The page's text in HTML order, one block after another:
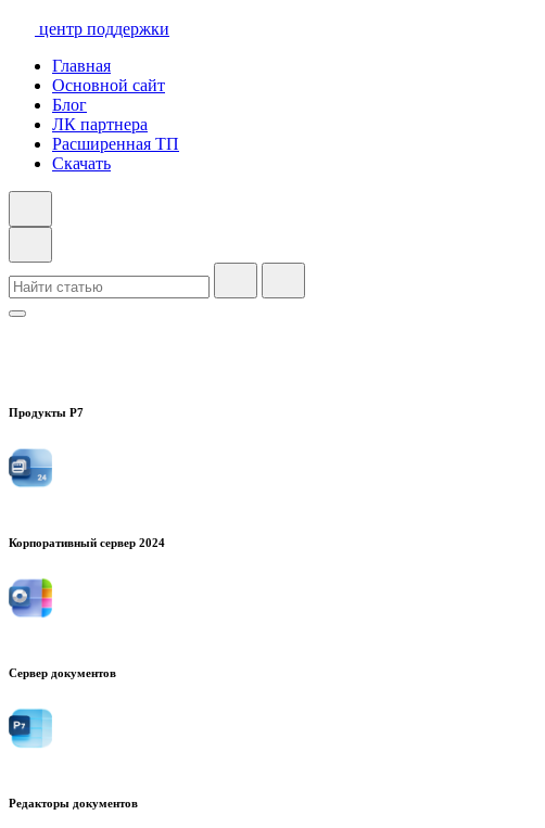
центр поддержки
Главная
Основной сайт
Блог
ЛК партнера
Расширенная ТП
Скачать
Продукты Р7
Корпоративный сервер 2024
Сервер документов
Редакторы документов